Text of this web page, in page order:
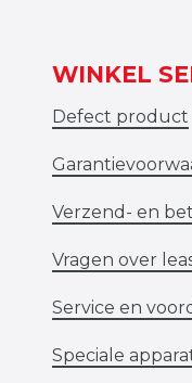
WINKEL
Defect product
Verzend- en
Vragen over
Service en
Speciale